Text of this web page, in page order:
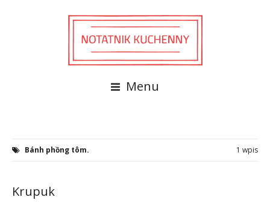
Menu
Bánh phồng tôm. 1 wpis
Krupuk